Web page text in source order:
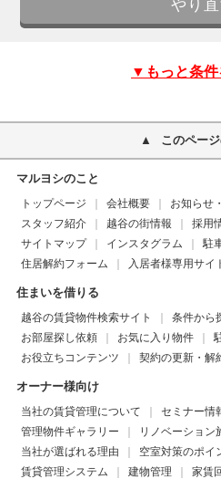
▼もっと条
このペー
マルヨシのこと
トップページ 会社概要 お知らせ
スタッフ紹介
越谷の街情報 採用
サイトマップ
インスタグラム
駐
住居解約フォーム
入居者様専用サイ
住まいを借りる
越谷の賃貸物件検索サイト 条件から
お部屋探し依頼
お気に入り物件
お役立ちコンテンツ
契約の更新・解
オーナー様向け
当社の賃貸管理について セミナー情
管理物件ギャラリー
リノベーション
当社が選ばれる理由
空室対策のポイ
賃貸管理システム
建物管理 家賃